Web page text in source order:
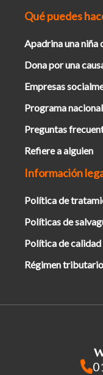
Qué puedes
Apadrina una niña
Dona por una
Empresas
Programa
Preguntas
Refiere a alguien
Información
Política de
Políticas de
Política de calidad
Régimen